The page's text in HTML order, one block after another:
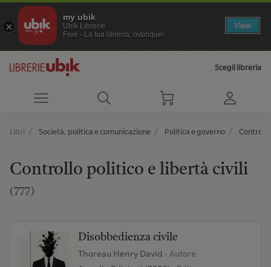
my ubik
Ubik Librerie
Free - La tua libreria, ovunque!
View
Scegli libreria
Libri Società, politica e comunicazione Politica e governo
Controllo politico e libertà civili
(777)
Disobbedienza civile
Thoreau Henry David - Autore